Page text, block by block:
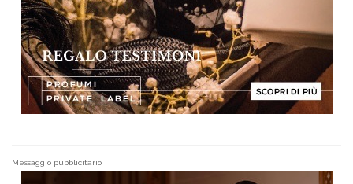
Messaggio pubblicitario